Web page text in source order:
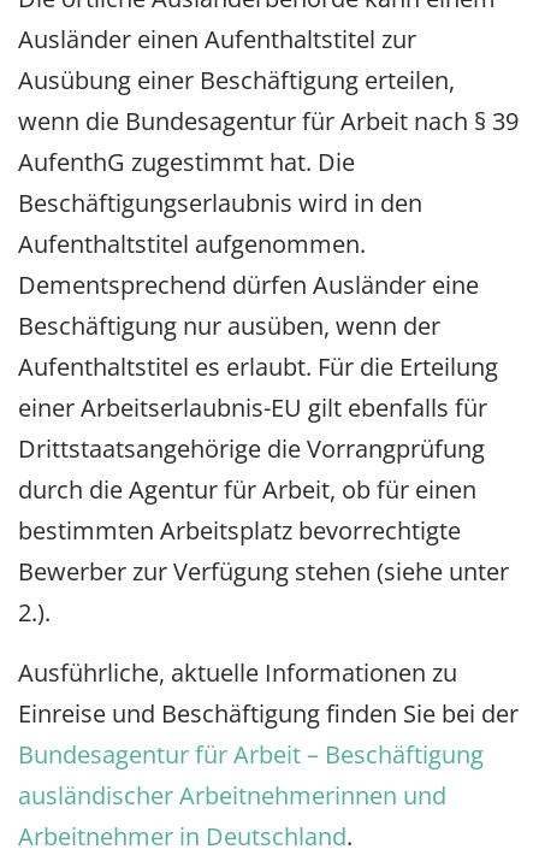
Ausländer einen Aufenthaltstitel zur
Ausübung einer Beschäftigung erteilen,
wenn die Bundesagentur für Arbeit nach § 39
AufenthG zugestimmt hat. Die
Beschäftigungserlaubnis wird in den
Aufenthaltstitel aufgenommen.
Dementsprechend dürfen Ausländer eine
Beschäftigung nur ausüben, wenn der
Aufenthaltstitel es erlaubt. Für die Erteilung
einer Arbeitserlaubnis-EU gilt ebenfalls für
Drittstaatsangehörige die Vorrangprüfung
durch die Agentur für Arbeit, ob für einen
bestimmten Arbeitsplatz bevorrechtigte
Bewerber zur Verfügung stehen (siehe unter
2.).
Ausführliche, aktuelle Informationen zu
Einreise und Beschäftigung finden Sie bei der
Bundesagentur für Arbeit – Beschäftigung
ausländischer Arbeitnehmerinnen und
Arbeitnehmer in Deutschland.